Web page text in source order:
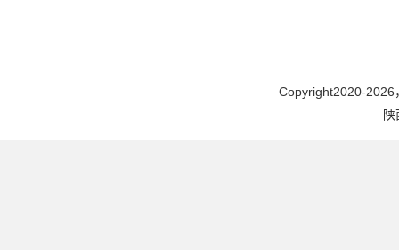
Copyright2020-2026